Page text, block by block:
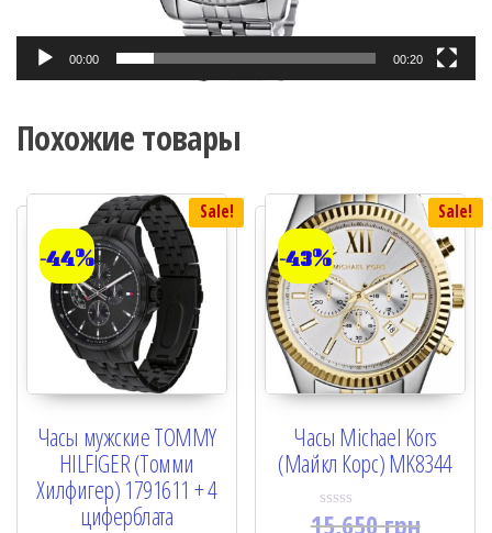
00:00 00:20
Похожие товары
Sale!
-44%
Часы мужские TOMMY
HILFIGER (Томми
Хилфигер) 1791611 + 4
циферблата
Sale!
-43%
Часы Michael Kors
(Майкл Корс) MK8344
R
15,650грн